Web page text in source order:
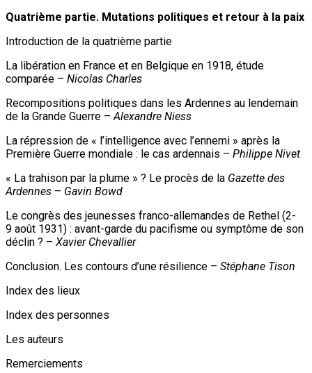
Quatrième partie. Mutations politiques et retour à la paix
Introduction de la quatrième partie
La libération en France et en Belgique en 1918, étude
comparée – Nicolas Charles
Recompositions politiques dans les Ardennes au lendemain
de la Grande Guerre –Alexandre Niess
La répression de « l’intelligence avec l’ennemi » après la
Première Guerre mondiale : le cas ardennais – Philippe Nivet
« La trahison par la plume » ? Le procès de la Gazette des
Ardennes – Gavin Bowd
Le congrès des jeunesses franco-allemandes de Rethel (2-
9 août 1931) : avant-garde du pacifisme ou symptôme de son
déclin ? – Xavier Chevallier
Conclusion. Les contours d’une résilience – Stéphane Tison
Index des lieux
Index des personnes
Les auteurs
Remerciements